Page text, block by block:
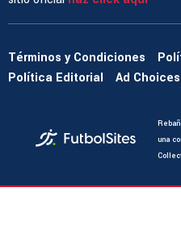
Términos y Condiciones
Política Editorial
Ad Choices
una